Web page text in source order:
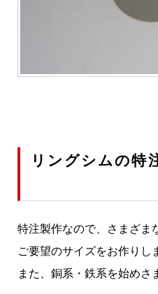
リングシムの特
特注製作なので、さまざま
ご要望のサイズをお作りし
また、銅系・鉄系を始めさ